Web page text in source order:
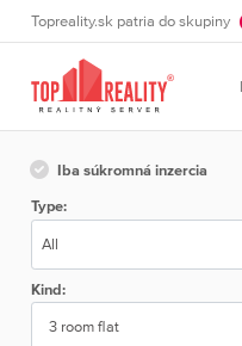
Topreality.sk patria do skupiny
Iba súkromná inzercia
Type:
Kind:
3 room flat